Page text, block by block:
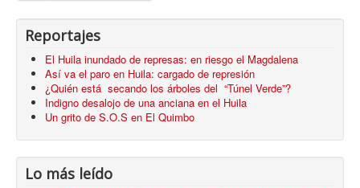
Reportajes
El Huila inundado de represas: en riesgo el Magdalena
Así va el paro en Huila: cargado de represión
¿Quién está secando los árboles del “Túnel Verde”?
Indigno desalojo de una anciana en el Huila
Un grito de S.O.S en El Quimbo
Lo más leído